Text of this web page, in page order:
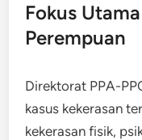
Fokus
Perempuan
Direktorat PPA-
kasus kekerasan
kekerasan fisik,